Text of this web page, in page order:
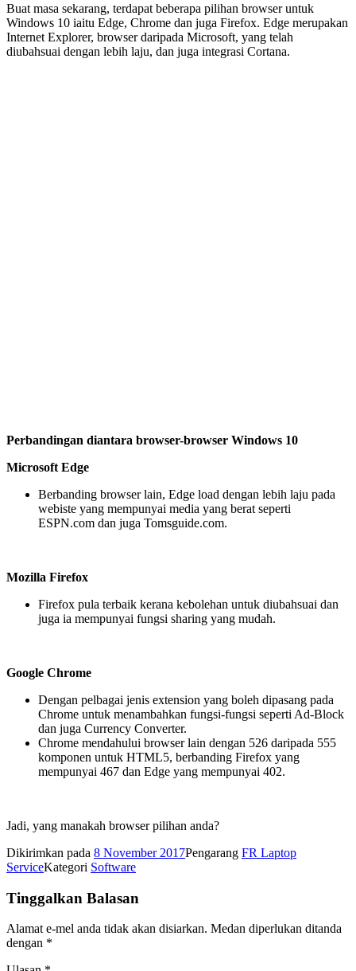
Buat masa sekarang, terdapat beberapa pilihan browser untuk
Windows 10 iaitu Edge, Chrome dan juga Firefox. Edge merupakan
Internet Explorer, browser daripada Microsoft, yang telah
diubahsuai dengan lebih laju, dan juga integrasi Cortana.
Perbandingan diantara browser-browser Windows 10
Microsoft Edge
Berbanding browser lain, Edge load dengan lebih laju pada
webiste yang mempunyai media yang berat seperti
ESPN.com dan juga Tomsguide.com.
Mozilla Firefox
Firefox pula terbaik kerana kebolehan untuk diubahsuai dan
juga ia mempunyai fungsi sharing yang mudah.
Google Chrome
Dengan pelbagai jenis extension yang boleh dipasang pada
Chrome untuk menambahkan fungsi-fungsi seperti Ad-Block
dan juga Currency Converter.
Chrome mendahului browser lain dengan 526 daripada 555
komponen untuk HTML5, berbanding Firefox yang
mempunyai 467 dan Edge yang mempunyai 402.
Jadi, yang manakah browser pilihan anda?
Dikirimkan pada 8 November 2017Pengarang FR Laptop
ServiceKategori Software
Tinggalkan Balasan
Alamat e-mel anda tidak akan disiarkan. Medan diperlukan ditanda
dengan *